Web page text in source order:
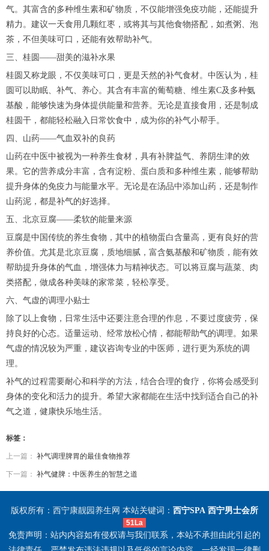
气。其富含的多种维生素和矿物质，不仅能增强免疫功能，还能提升
精力。建议一天食用几颗红枣，或将其与其他食物搭配，如煮粥、泡
茶，不但美味可口，还能有效帮助补气。
三、桂圆——甜美的滋补水果
桂圆又称龙眼，不仅美味可口，更是天然的补气食材。中医认为，桂
圆可以助眠、补气、养心。其含有丰富的葡萄糖、维生素C及多种氨
基酸，能够快速为身体提供能量和营养。无论是直接食用，还是制成
桂圆干，都能轻松融入日常饮食中，成为你的补气小帮手。
四、山药——气血双补的良药
山药在中医中被视为一种养生食材，具有补脾益气、养阴生津的效
果。它的营养成分丰富，含有淀粉、蛋白质和多种维生素，能够帮助
提升身体的免疫力与能量水平。无论是在汤品中添加山药，还是制作
山药泥，都是补气的好选择。
五、北京豆腐——柔软的能量来源
豆腐是中国传统的养生食物，其中的植物蛋白含量高，更有良好的营
养价值。尤其是北京豆腐，质地细腻，富含氨基酸和矿物质，能有效
帮助提升身体的气血，增强体力与精神状态。可以将豆腐与蔬菜、肉
类搭配，做成各种美味的家常菜，轻松享受。
六、气虚的调理小贴士
除了以上食物，日常生活中还要注意合理的作息，不要过度疲劳，保
持良好的心态。适量运动、经常放松心情，都能帮助气的调理。如果
气虚的情况较为严重，建议咨询专业的中医师，进行更为系统的调
理。
补气的过程需要耐心和科学的方法，结合合理的食疗，你将会感受到
身体的变化和活力的提升。希望大家都能在生活中找到适合自己的补
气之道，健康快乐地生活。
标签：
上一篇： 补气调理脾胃的最佳食物推荐
下一篇： 补气健脾：中医养生的智慧之道
版权所有：西宁康靓园养生网 本站关键词： 西宁SPA 西宁男士会所
51La
免责声明：站内内容如有侵权请与我们联系，本站不承担由此引起的